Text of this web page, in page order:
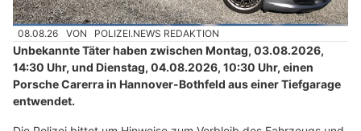
08.08.26 VON POLIZEI.NEWS REDAKTION
Unbekannte Täter haben zwischen Montag, 03.08.2026,
14:30 Uhr, und Dienstag, 04.08.2026, 10:30 Uhr, einen
Porsche Carerra in Hannover-Bothfeld aus einer Tiefgarage
entwendet.